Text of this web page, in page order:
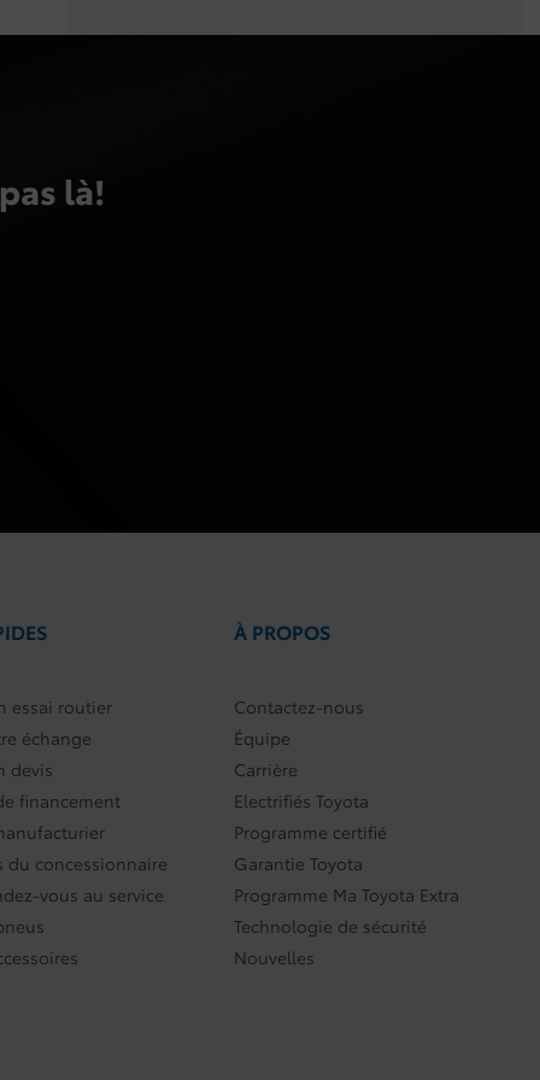
là!
essai routier
échange
devis
financement
du concessionnaire
vous au service
À PROPOS
Contactez-nous
Équipe
Carrière
Electrifiés Toyota
Programme certifié
Garantie Toyota
Programme Ma Toyota Extra
Technologie de sécurité
Nouvelles